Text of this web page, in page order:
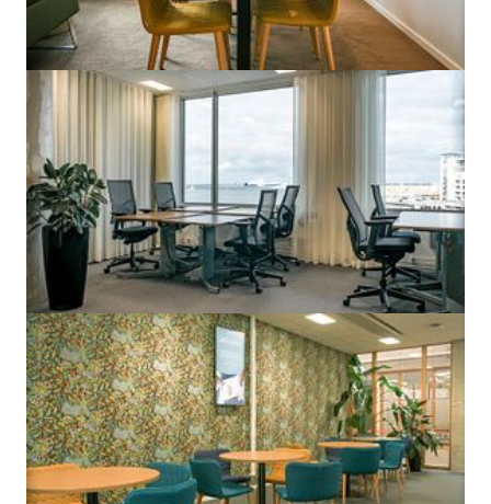
Om United Spaces Nordenskiöldsgatan 24, Malmö
City
ÖppnadesAug. 2017
I det häftiga och populära Studio-huset i Västra Hamnen i Malmö är
United Spaces beläget på en av Malmös bästa adresser -
Nordenskiöldsgatan 24 ett stenkast från Malmö C och universitetet.
Fastigheten Studio ägs och förvaltas av fastighetsbolaget Castellum,
som även äger United Spaces med kontorshotell runt om i Sverige.
kontorshotell i Malmö är det sydligaste belägna.
United Spaces Malmö är ett väldigt modernt och häftigt kontorshotell
och jämförs ofta med sina globala konkurrenter där inredning och
upplevelse står i fokus. Här finns kaffebar, havsutsikt och en design
utöver det vanliga.
United Spaces kontorshotell i Malmö erbjuder kontor i alla storlekar
skräddarsys efter hyresgästens behov och önskemål i samband med
inflytt. Kontorshotellet ligger på våning 2 och 3 i Studio och omfattar
1700 kvadratmeter.